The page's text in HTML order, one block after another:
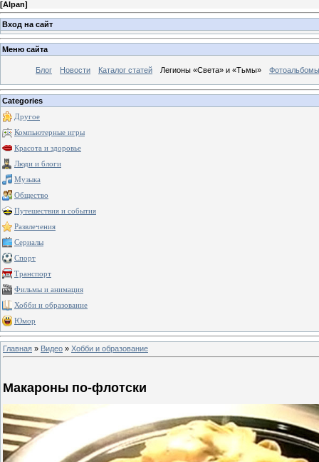
[Alpan]
Вход на сайт
Меню сайта
Блог Новости Каталог статей Легионы «Света» и «Тьмы» Фотоальбомы
Categories
Другое
Компьютерные игры
Красота и здоровье
Люди и блоги
Музыка
Общество
Путешествия и события
Развлечения
Сериалы
Спорт
Транспорт
Фильмы и анимация
Хобби и образование
Юмор
Главная » Видео » Хобби и образование
Макароны по-флотски